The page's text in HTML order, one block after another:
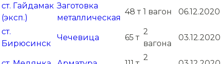
ст. Гайдамак
(эксп.)
Заготовка
металлическая
48 т 1 вагон 06.12.2020
ст.
Бирюсинск
Чечевица 65 т
2
вагона
03.12.2020
2